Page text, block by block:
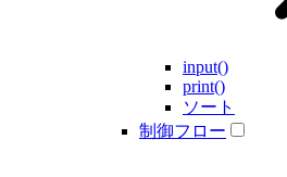
input()
print()
ソート
制御フロー